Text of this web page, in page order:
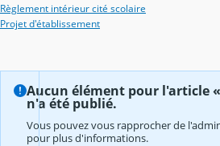
Règlement intérieur cité scolaire
Projet d'établissement
Aucun élément pour l'article
n'a été publié.
Vous pouvez vous rapprocher de
pour plus d'informations.